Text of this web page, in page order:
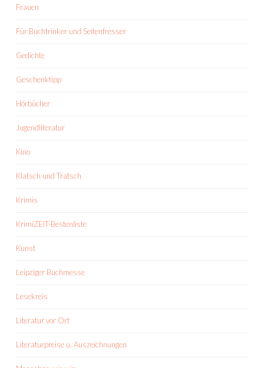
Frauen
Für Buchtrinker und Seitenfresser
Gedichte
Geschenktipp
Hörbücher
Jugendliteratur
Kino
Klatsch und Tratsch
Krimis
KrimiZEIT-Bestenliste
Kunst
Leipziger Buchmesse
Lesekreis
Literatur vor Ort
Literaturpreise u. Auszeichnungen